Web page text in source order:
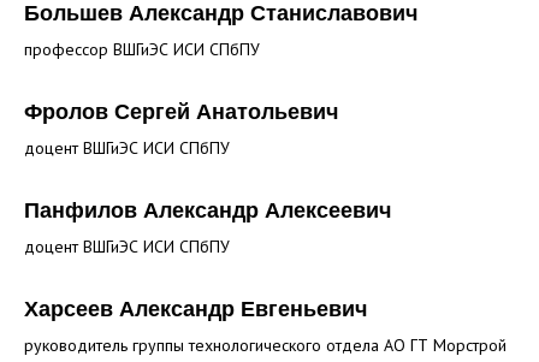
Большев Александр Станиславович
профессор ВШГиЭС ИСИ СПбПУ
Фролов Сергей Анатольевич
доцент ВШГиЭС ИСИ СПбПУ
Панфилов Александр Алексеевич
доцент ВШГиЭС ИСИ СПбПУ
Харсеев Александр Евгеньевич
руководитель группы технологического отдела АО ГТ Морстрой